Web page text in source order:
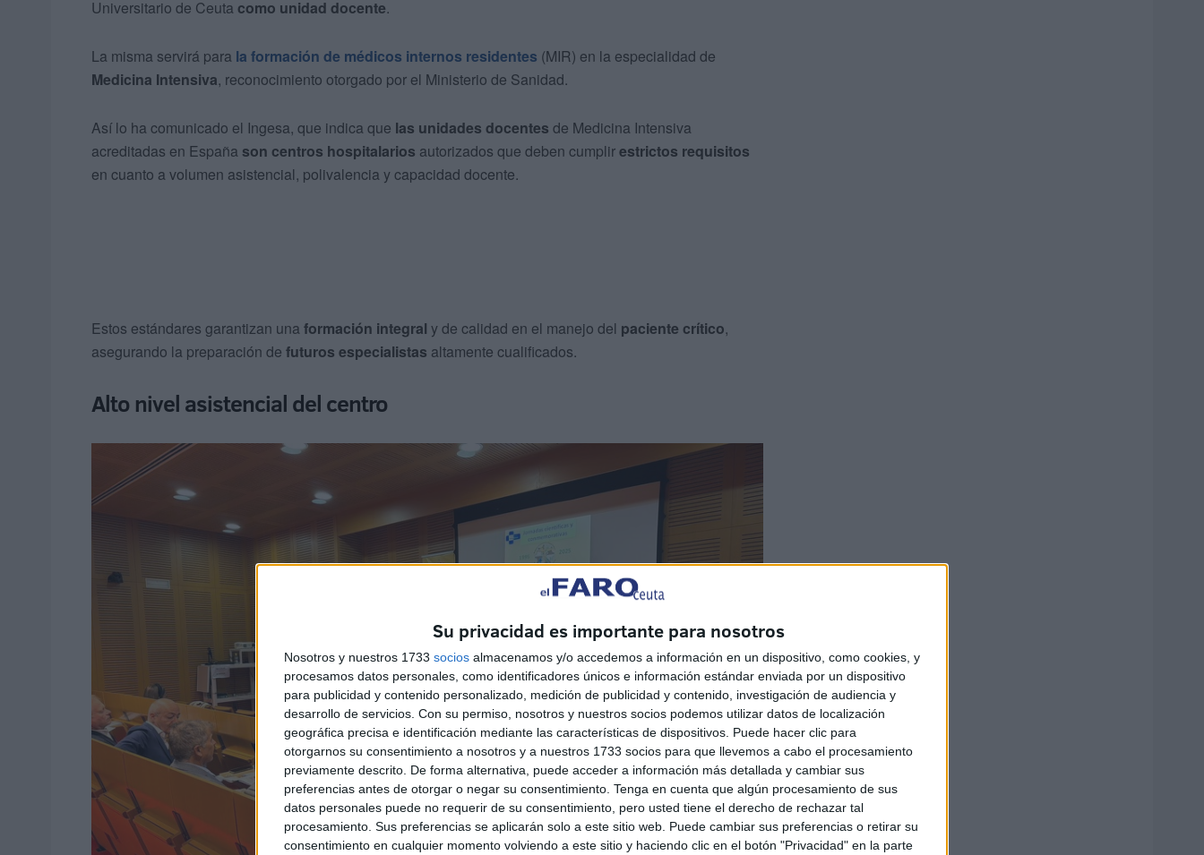
Su privacidad es importante para nosotros
Nosotros y nuestros 1733 socios almacenamos y/o accedemos a información en un dispositivo, como cookies, y
procesamos datos personales, como identificadores únicos e información estándar enviada por un dispositivo
para publicidad y contenido personalizado, medición de publicidad y contenido, investigación de audiencia y
desarrollo de servicios. Con su permiso, nosotros y nuestros socios podemos utilizar datos de localización
geográfica precisa e identificación mediante las características de dispositivos. Puede hacer clic para
otorgarnos su consentimiento a nosotros y a nuestros 1733 socios para que llevemos a cabo el procesamiento
previamente descrito. De forma alternativa, puede acceder a información más detallada y cambiar sus
preferencias antes de otorgar o negar su consentimiento. Tenga en cuenta que algún procesamiento de sus
datos personales puede no requerir de su consentimiento, pero usted tiene el derecho de rechazar tal
procesamiento. Sus preferencias se aplicarán solo a este sitio web. Puede cambiar sus preferencias o retirar su
consentimiento en cualquier momento volviendo a este sitio y haciendo clic en el botón "Privacidad" en la parte
Universitario de Ceuta como unidad docente.
La misma servirá para la formación de médicos internos residentes (MIR) en la especialidad de
Medicina Intensiva, reconocimiento otorgado por el Ministerio de Sanidad.
Así lo ha comunicado el Ingesa, que indica que las unidades docentes de Medicina Intensiva
acreditadas en España son centros hospitalarios autorizados que deben cumplirestrictos requisitos
en cuanto a volumen asistencial, polivalencia y capacidad docente.
Estos estándares garantizan una formación integral y de calidad en el manejo del paciente crítico,
asegurando la preparación de futuros especialistas altamente cualificados.
Alto nivel asistencial del centro